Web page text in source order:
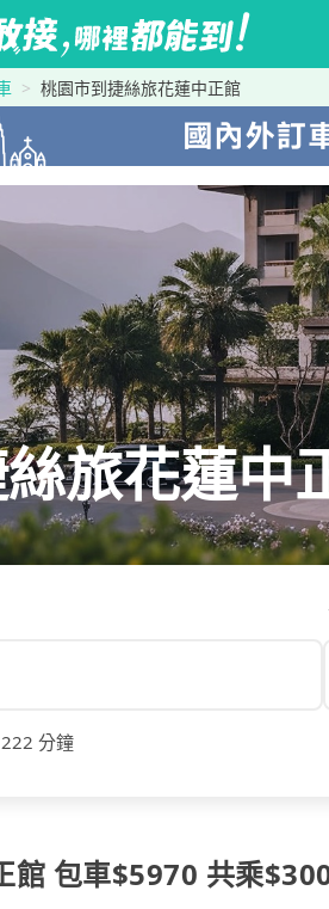
桃園市到捷絲旅花蓮中正館
旅花蓮中
222 分鐘
館 包車$5970 共乘